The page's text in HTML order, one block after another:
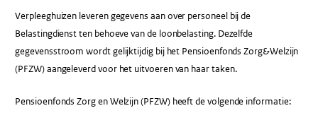
Verpleeghuizen leveren gegevens aan over personeel bij de
Belastingdienst ten behoeve van de loonbelasting. Dezelfde
gegevensstroom wordt gelijktijdig bij het Pensioenfonds Zorg&Welzijn
(PFZW) aangeleverd voor het uitvoeren van haar taken.
Pensioenfonds Zorg en Welzijn (PFZW) heeft de volgende informatie: